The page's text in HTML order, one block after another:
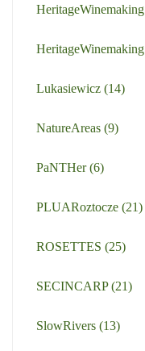
HeritageWinemaking
HeritageWinemaking
Lukasiewicz (14)
NatureAreas (9)
PaNTHer(6)
PLUARoztocze (21)
ROSETTES (25)
SECINCARP(21)
SlowRivers (13)